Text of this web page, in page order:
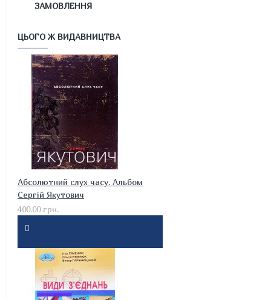
ЗАМОВЛЕННЯ
ЦЬОГО Ж ВИДАВНИЦТВА
Абсолютний слух часу. Альбом
Сергій Якутович
400.00 грн.